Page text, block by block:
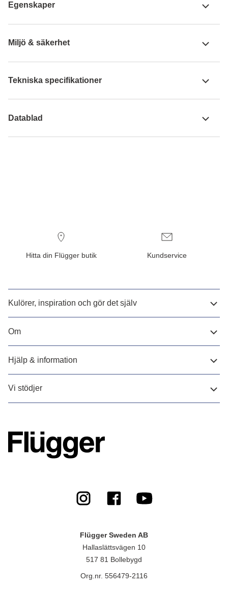
Egenskaper
Miljö & säkerhet
Tekniska specifikationer
Datablad
Hitta din Flügger butik Kundservice
Kulörer, inspiration och gör det själv
Om
Hjälp & information
Vi stödjer
Flügger Sweden AB
Hallaslättsvägen 10
517 81 Bollebygd
Org.nr. 556479-2116